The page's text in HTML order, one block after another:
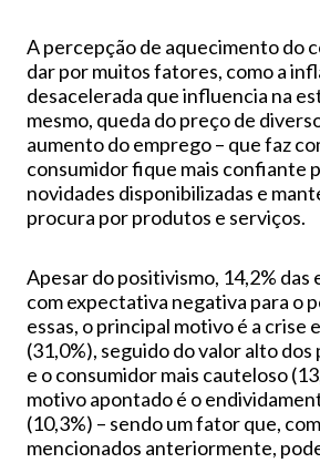
A percepção de aquecimento do
dar por muitos fatores, como a
desacelerada que influencia na
mesmo, queda do preço de
aumento do emprego – que faz
consumidor fique mais confiante
novidades disponibilizadas e
procura por produtos e serviços.
Apesar do positivismo, 14,2% das
com expectativa negativa para o
essas, o principal motivo é a crise
(31,0%), seguido do valor alto
e o consumidor mais cauteloso
motivo apontado é o
(10,3%) – sendo um fator que,
mencionados anteriormente,